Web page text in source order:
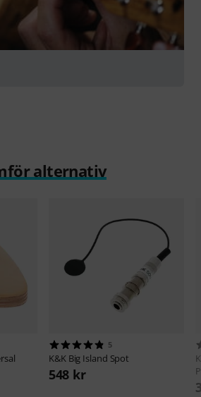
alternativ
5
K&K Big Island Spot
548 kr